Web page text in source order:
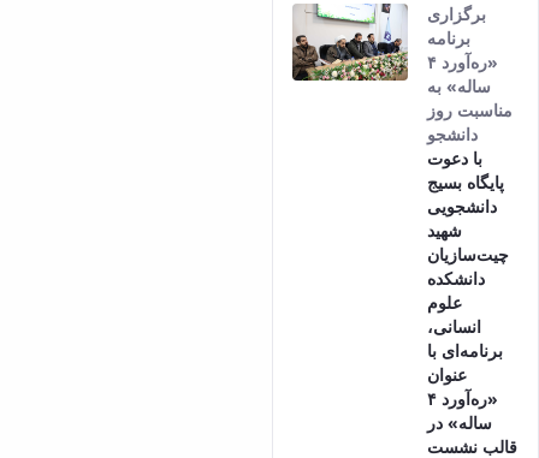
برگزاری
برنامه
«ره‌آورد ۴
ساله» به
مناسبت روز
دانشجو
با دعوت
پایگاه بسیج
دانشجویی
شهید
چیت‌سازیان
دانشکده
علوم
انسانی،
برنامه‌ای با
عنوان
«ره‌آورد ۴
ساله» در
قالب نشست